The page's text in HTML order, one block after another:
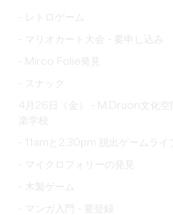
- レトロゲーム
- マリオカート大会 - 要申し込み
- Mirco Folie発見
- スナック
4月26日（金） - M.Druon文化空
楽学校
- 11amと2.30pm 脱出ゲームライ
- マイクロフォリーの発見
- 木製ゲーム
- マンガ入門 - 要登録